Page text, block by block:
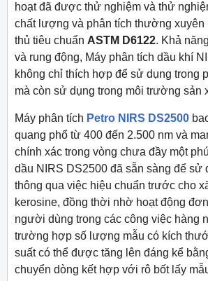
hoạt đã được thử nghiệm và thử
chất lượng và phân tích thường xuyên
thủ tiêu chuẩn ASTM D6122. Khả
và rung động, Máy phân tích dầu khí
không chỉ thích hợp để sử dụng trong
mà còn sử dụng trong môi trường sản
Máy phân tích Petro NIRS DS2500
quang phổ từ 400 đến 2.500 nm và
chính xác trong vòng chưa đầy một
dầu NIRS DS2500 đã sẵn sàng để sử
thông qua việc hiệu chuẩn trước cho
kerosine, đồng thời nhờ hoạt động
người dùng trong các công việc hàng
trường hợp số lượng mẫu có kích
suất có thể được tăng lên đáng kể
chuyển dòng kết hợp với rô bốt lấy